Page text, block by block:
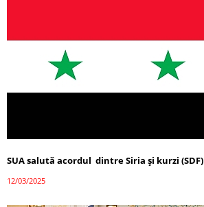
SUA salută acordul dintre Siria și kurzi (SDF)
12/03/2025